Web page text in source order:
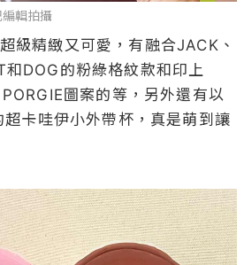
輯拍攝
級精緻又可愛，有融合JACK、
DOG的粉綠格紋款和印上
圖案的等，另外還有以
卡哇伊小外帶杯，真是萌到讓